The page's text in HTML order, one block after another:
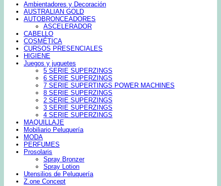
Ambientadores y Decoración
AUSTRALIAN GOLD
AUTOBRONCEADORES
ASCELERADOR
CABELLO
COSMÉTICA
CURSOS PRESENCIALES
HIGIENE
Juegos y juguetes
5 SERIE SUPERZINGS
6 SERIE SUPERZINGS
7 SERIE SUPERTINGS POWER MACHINES
8 SERIE SUPERZINGS
2 SERIE SUPERZINGS
3 SERIE SUPERZINGS
4 SERIE SUPERZINGS
MAQUILLAJE
Mobiliario Peluquería
MODA
PERFUMES
Prosolaris
Spray Bronzer
Spray Lotion
Utensilios de Peluquería
Z.one Concept